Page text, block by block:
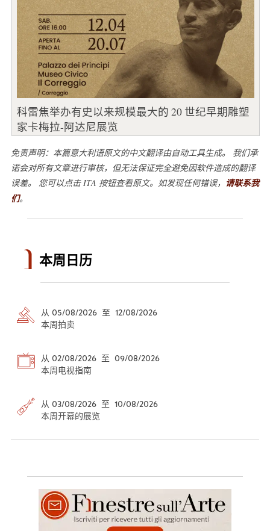
科雷焦举办有史以来规模最大的 20 世纪早期雕塑
家卡梅拉-阿达尼展览
免责声明：本篇意大利语原文的中文翻译由自动工具生成。 我们承
诺会对所有文章进行审核，但无法保证完全避免因软件造成的翻译
误差。 您可以点击 ITA 按钮查看原文。如发现任何错误， 请联系我
们。
本周日历
从 05/08/2026 至 12/08/2026
本周拍卖
从 02/08/2026 至 09/08/2026
本周电视指南
从 03/08/2026 至 10/08/2026
本周开幕的展览